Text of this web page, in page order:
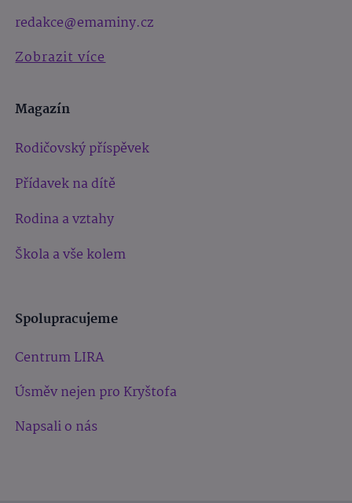
redakce@emaminy.cz
Zobrazit více
Magazín
Rodičovský příspěvek
Přídavek na dítě
Rodina a vztahy
Škola a vše kolem
Spolupracujeme
Centrum LIRA
Úsměv nejen pro Kryštofa
Napsali o nás